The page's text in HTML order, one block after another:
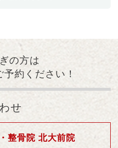
の方は
約ください！
せ
整骨院 北大前院